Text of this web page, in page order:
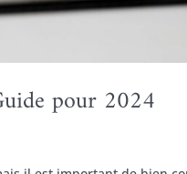
pour 2024